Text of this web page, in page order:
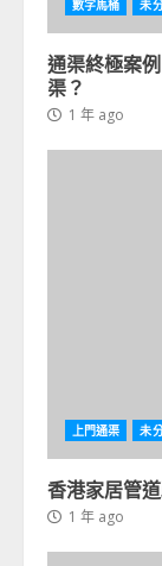
數字馬桶 未
通渠終極案
渠？
1 年 ago
上門通渠 未
香港家居管
1 年 ago